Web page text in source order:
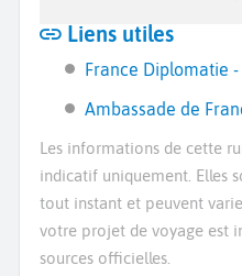
Liens utiles
France Diplomatie -
Ambassade de
Les informations de cette
indicatif uniquement. Elles
tout instant et peuvent
votre projet de voyage est
sources officielles.